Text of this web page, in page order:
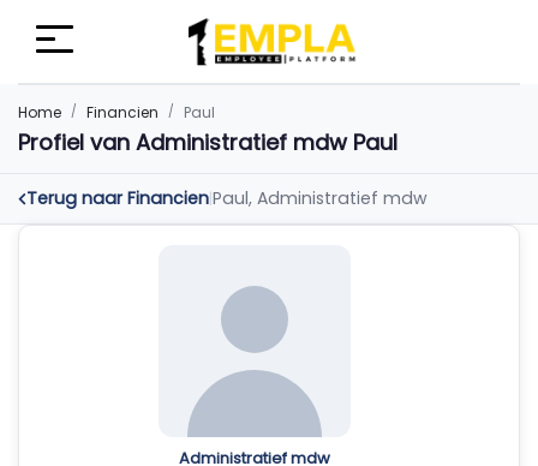
Home Financien Paul
Profiel van Administratief mdw Paul
Terug naar Financien|Paul, Administratief mdw
Administratief mdw